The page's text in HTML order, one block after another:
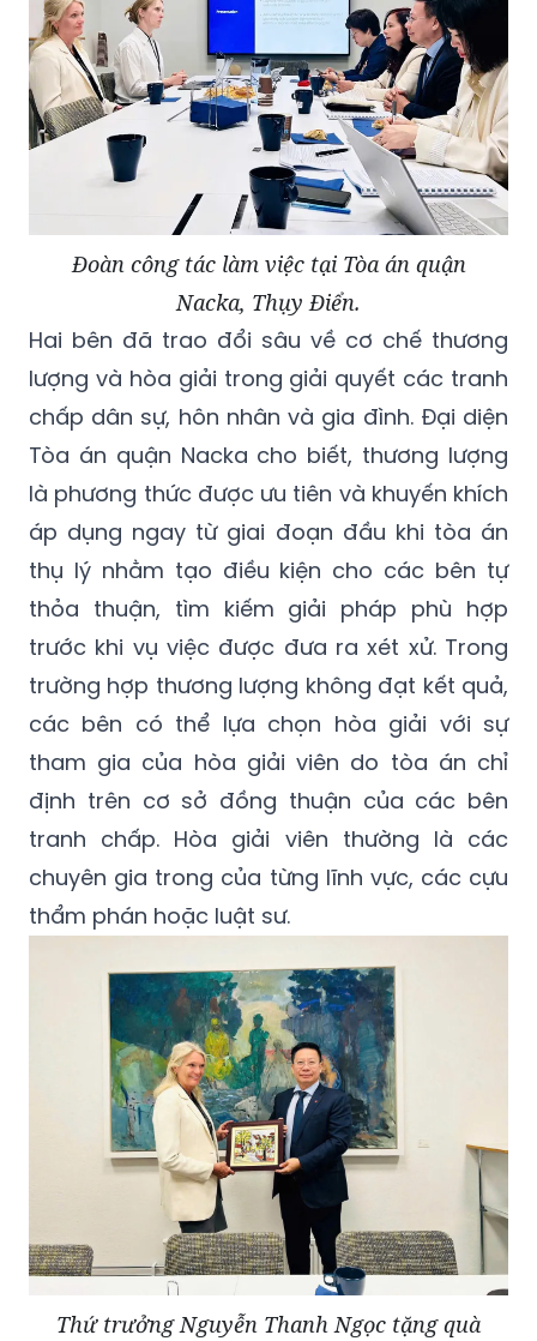
Đoàn công tác làm việc tại Tòa án quận
Nacka, Thụy Điển.
Hai bên đã trao đổi sâu về cơ chế thương
lượng và hòa giải trong giải quyết các tranh
chấp dân sự, hôn nhân và gia đình. Đại diện
Tòa án quận Nacka cho biết, thương lượng
là phương thức được ưu tiên và khuyến khích
áp dụng ngay từ giai đoạn đầu khi tòa án
thụ lý nhằm tạo điều kiện cho các bên tự
thỏa thuận, tìm kiếm giải pháp phù hợp
trước khi vụ việc được đưa ra xét xử. Trong
trường hợp thương lượng không đạt kết quả,
các bên có thể lựa chọn hòa giải với sự
tham gia của hòa giải viên do tòa án chỉ
định trên cơ sở đồng thuận của các bên
tranh chấp. Hòa giải viên thường là các
chuyên gia trong của từng lĩnh vực, các cựu
thẩm phán hoặc luật sư.
Thứ trưởng Nguyễn Thanh Ngọc tặng quà